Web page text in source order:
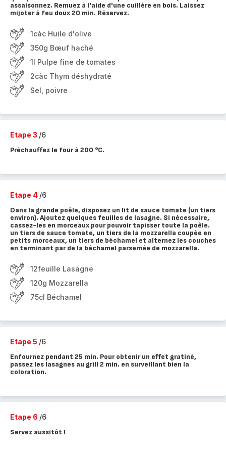
assaisonnez. Remuez à l'aide d'une cuillère en bois. Laissez
mijoter à feu doux 20 min. Réservez.
1càc Huile d'olive
350g Bœuf haché
1l Pulpe fine de tomates
2càc Thym déshydraté
Sel, poivre
Etape 3 /6
Préchauffez le four à 200 °C.
Etape 4 /6
Dans la grande poêle, disposez un lit de sauce tomate (un tiers
environ). Ajoutez quelques feuilles de lasagne. Si nécessaire,
cassez-les en morceaux pour pouvoir tapisser toute la poêle.
un tiers de sauce tomate, un tiers de la mozzarella coupée en
petits morceaux, un tiers de béchamel et alternez les couches
en terminant par de la béchamel parsemée de mozzarella.
12feuille Lasagne
120g Mozzarella
75cl Béchamel
Etape 5 /6
Enfournez pendant 25 min. Pour obtenir un effet gratiné,
passez les lasagnes au grill 2 min. en surveillant bien la
coloration.
Etape 6 /6
Servez aussitôt !